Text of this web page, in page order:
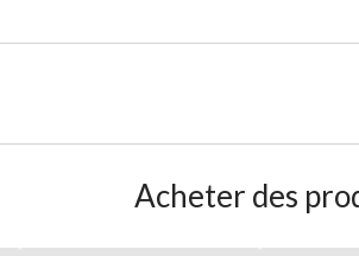
Acheter des